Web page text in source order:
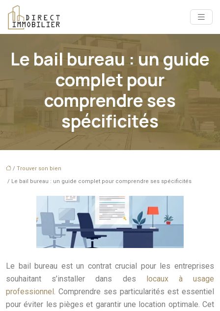
Le bail bureau : un guide
complet pour
comprendre ses
spécificités
/ Trouver son bien
/ Le bail bureau : un guide complet pour comprendre ses spécificités
Le bail bureau est un contrat crucial pour les entreprises
souhaitant s’installer dans des locaux à usage
professionnel . Comprendre ses particularités est essentiel
pour éviter les pièges et garantir une location optimale. Cet